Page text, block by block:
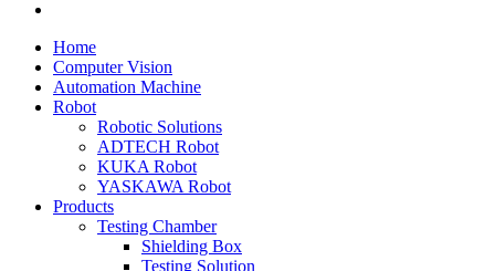
Home
Computer Vision
Automation Machine
Robot
Robotic Solutions
ADTECH Robot
KUKA Robot
YASKAWA Robot
Products
Testing Chamber
Shielding Box
Testing Solution